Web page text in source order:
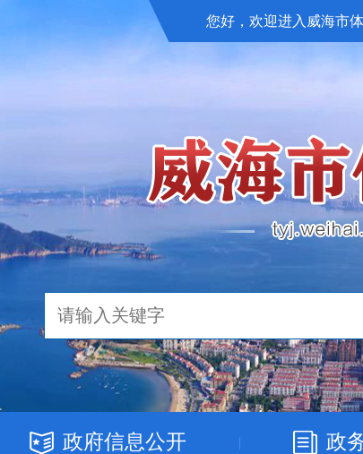
您好，欢迎进入威海市
政府信息公开 | 政